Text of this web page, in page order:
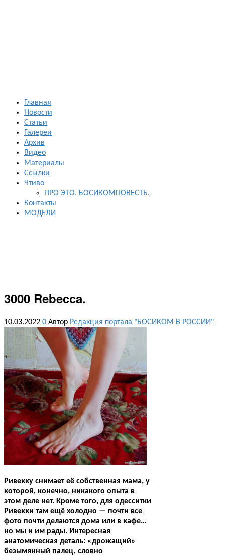
Главная
Новости
Статьи
Галереи
Архив
Видео
Материалы
Ссылки
Чтиво
ПРО ЭТО. БОСИКОМПОВЕСТЬ.
Контакты
МОДЕЛИ
3000 Rebecca.
10.03.2022 0 Автор Редакция портала "БОСИКОМ В РОССИИ"
Ривекку снимает её собственная мама, у
которой, конечно, никакого опыта в
этом деле нет. Кроме того, для одесситки
Ривекки там ещё холодно — почти все
фото почти делаются дома или в кафе…
но мы и им рады. Интересная
анатомическая деталь: «дрожащий»
безымянный палец, словно